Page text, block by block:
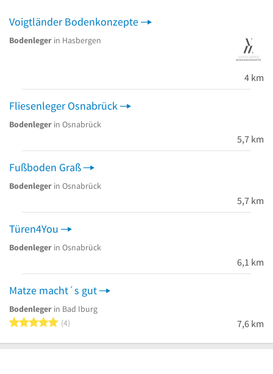
Voigtländer Bodenkonzepte
Bodenleger in Hasbergen
4 km
Fliesenleger Osnabrück
Bodenleger in Osnabrück
5,7 km
Fußboden Graß
Bodenleger in Osnabrück
5,7 km
Türen4You
Bodenleger in Osnabrück
6,1 km
Matze macht´s gut
Bodenleger in Bad Iburg
5 von 5 Sternen
4 7,6 km